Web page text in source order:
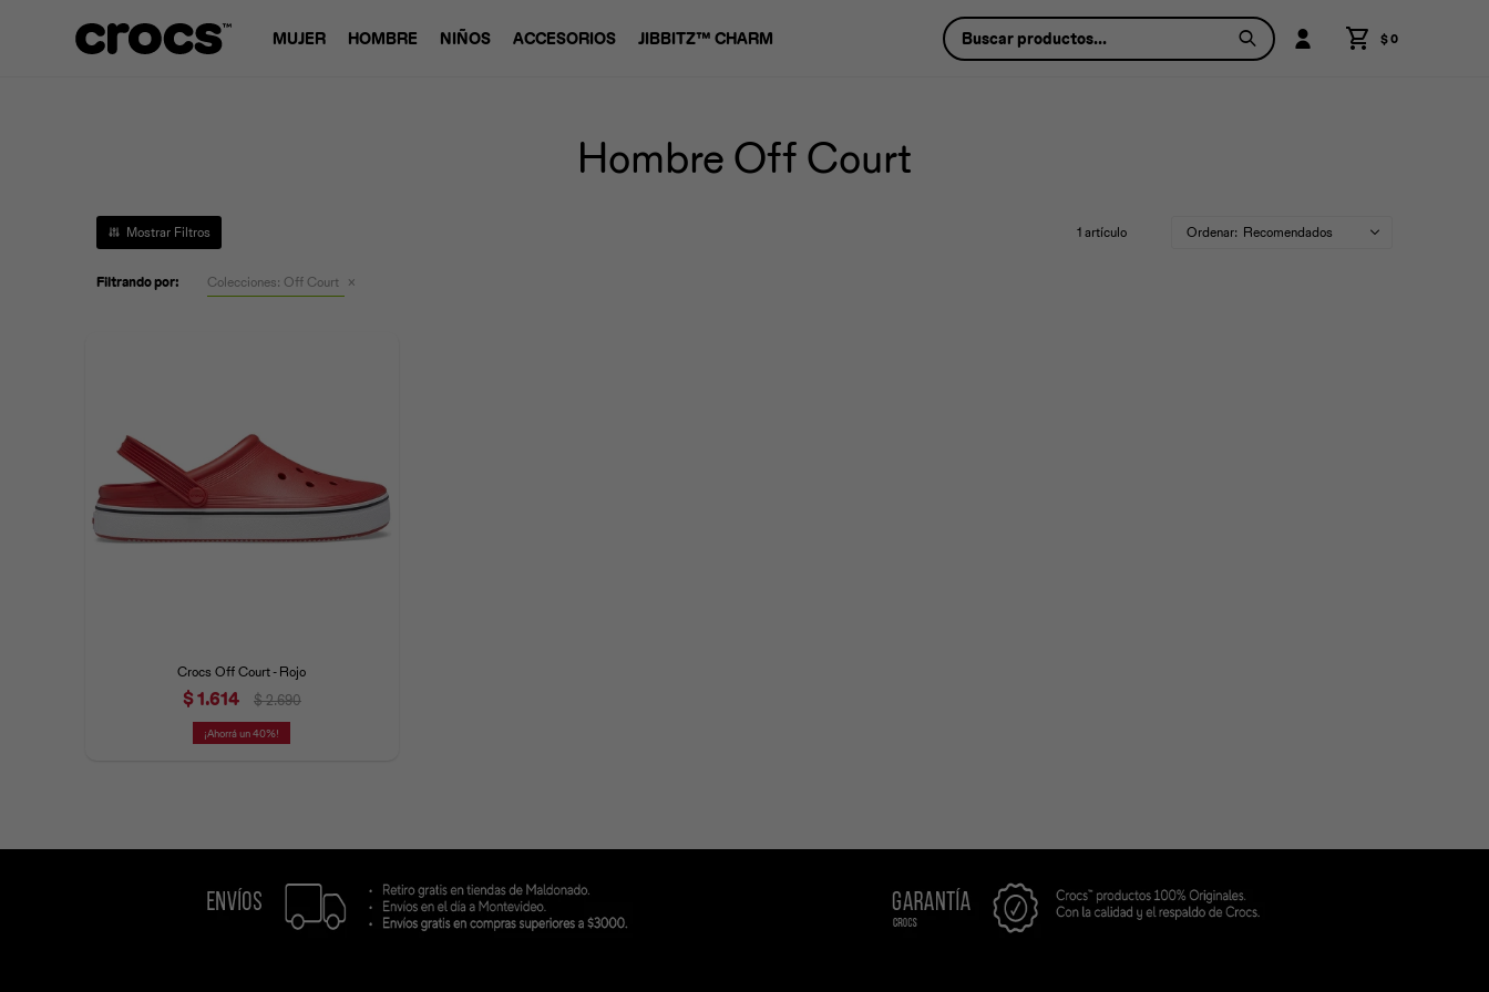
MUJER HOMBRE NIÑOS ACCESORIOS JIBBITZ™ CHARM $0
Hombre Off Court
1 artículo Recomendados
Filtrando por: Colecciones: Off Court
Crocs Off Court - Rojo
$1.614 $ 2.690
40